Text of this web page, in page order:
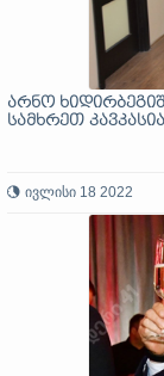
არნო
სამხრეთ
ივლისი 18 2022